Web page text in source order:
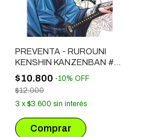
PREVENTA - RUROUNI
KENSHIN KANZENBAN #
13
$10.800 -10% OFF
$12.000
3 x $3.600 sin interés